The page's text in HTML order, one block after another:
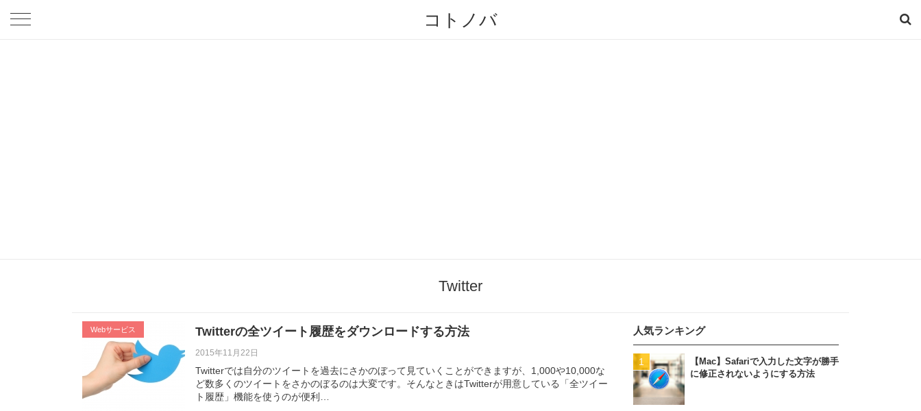
コトノバ
Twitter
Webサービス Twitterの全ツイート履歴をダウンロードする方法
2015年11月22日
Twitterでは自分のツイートを過去にさかのぼって見ていくことができますが、1,000や10,000な
ど数多くのツイートをさかのぼるのは大変です。そんなときはTwitterが用意している「全ツイー
ト履歴」機能を使うのが便利…
人気ランキング
【Mac】Safariで入力した文字が勝手
に修正されないようにする方法